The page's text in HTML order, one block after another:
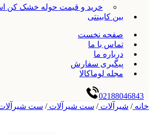
خرید و قیمت حوله خشک کن
بین کابینتی
صفحه نخست
تماس با ما
درباره ما
پیگیری سفارش
مجله لوماکالا
02188046843
خانه/ شیرآلات/ ست شیرآلات/ ست